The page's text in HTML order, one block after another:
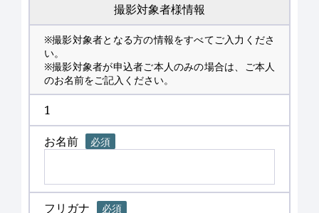
撮影対象者様情報
※撮影対象者となる方の情報をすべてご入力くださ
い。
※撮影対象者が申込者ご本人のみの場合は、ご本人
のお名前をご記入ください。
1
お名前
必須
フリガナ 必須